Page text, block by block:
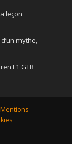
leçon
mythe,
F1 GTR
Mentions